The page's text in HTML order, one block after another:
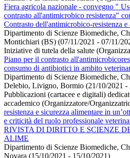
Fiera agricola nazionale - convegno "
contrasto all'antimicrobico resistenza"
Contrasto dell'antimicrobico-resistenza e
Dipartimento di Scienze Biomediche,
Montichiari (BS) (07/11/2021 - 07/11/
Iniziative di tutela della salute
Piano per il contrasto
consumo di antibiotici in ambito
Dipartimento di Scienze Biomediche,
Delebio, Livigno, Bormio (21/10/2021 -
Pubblicazioni (cartacee e digitali)
accademico (Organizzatore/
resistenza e sicurezza alimentare in
e criticità del ruolo professionale
RIVISTA DI DIRITTO E SCIENZE
ALIME
Dipartimento di Scienze Biomediche,
Novara (15/10/2021 - 15/10/2021)